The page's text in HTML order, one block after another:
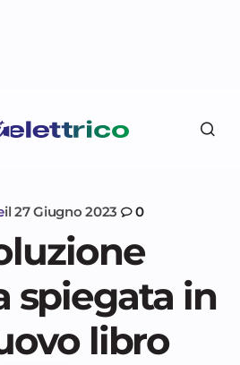
il 27 Giugno 2023 0
spiegata in
libro